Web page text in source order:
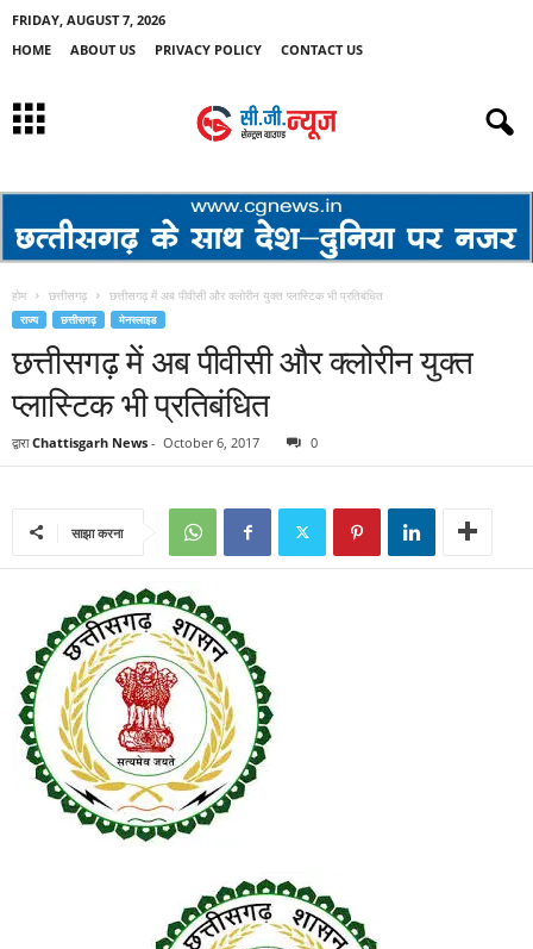
FRIDAY, AUGUST 7, 2026
HOME
ABOUT US PRIVACY POLICY CONTACT US
होम छत्तीसगढ़ छत्तीसगढ़ में अब पीवीसी और क्लोरीन युक्त प्लास्टिक भी प्रतिबंधित
राज्य छत्तीसगढ़ मेनस्लाइड
छत्तीसगढ़ में अब पीवीसी और क्लोरीन युक्त
प्लास्टिक भी प्रतिबंधित
द्वारा Chattisgarh News - October 6, 2017 0
साझा करना